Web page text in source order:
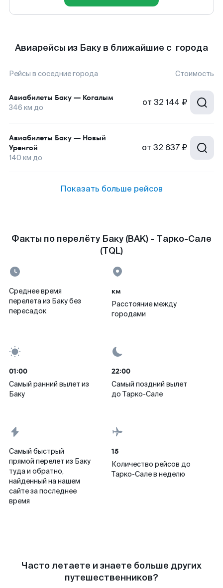
Авиарейсы из Баку в ближайшие с города
Рейсы в соседние города Стоимость
Авиабилеты Баку — Когалым
346 км до от 32 144 ₽
Авиабилеты Баку — Новый
Уренгой
140 км до
от 32 637 ₽
Показать больше рейсов
Факты по перелёту Баку (BAK) - Тарко-Сале
(TQL)
Среднее время
перелета из Баку без
пересадок
км
Расстояние между
городами
01:00
Самый ранний вылет из
Баку
22:00
Самый поздний вылет
до Тарко-Сале
Самый быстрый
прямой перелет из Баку
туда и обратно,
найденный на нашем
сайте за последнее
время
15
Количество рейсов до
Тарко-Сале в неделю
Часто летаете и знаете больше других
путешественников?